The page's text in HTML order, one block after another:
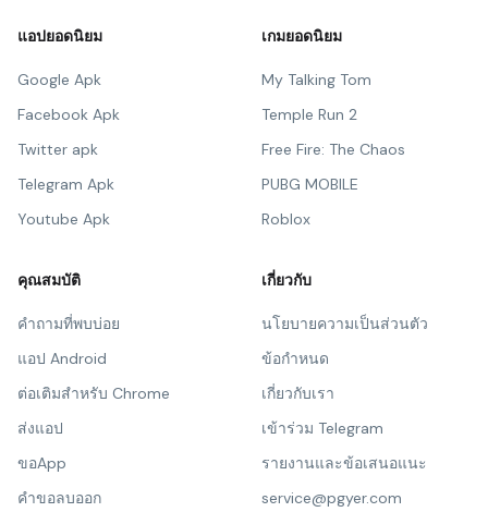
แอปยอดนิยม
Google Apk
Facebook Apk
Twitter apk
Telegram Apk
Youtube Apk
เกมยอดนิยม
My Talking Tom
Temple Run 2
Free Fire: The Chaos
PUBG MOBILE
Roblox
คุณสมบัติ
คำถามที่พบบ่อย
แอป Android
ต่อเติมสำหรับ Chrome
ส่งแอป
ขอApp
คำขอลบออก
เกี่ยวกับ
นโยบายความเป็นส่วนตัว
ข้อกำหนด
เกี่ยวกับเรา
เข้าร่วม Telegram
รายงานและข้อเสนอแนะ
service@pgyer.com